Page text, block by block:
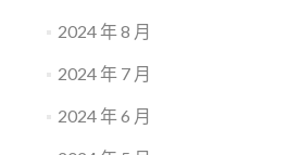
2024 年 8 月
2024 年 7 月
2024 年 6 月